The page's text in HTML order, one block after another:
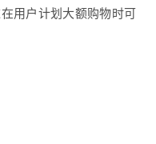
用户计划大额购物时可